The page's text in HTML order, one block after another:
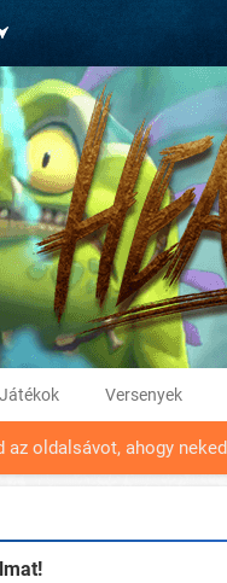
Versenyek
oldalsávot, ahogy